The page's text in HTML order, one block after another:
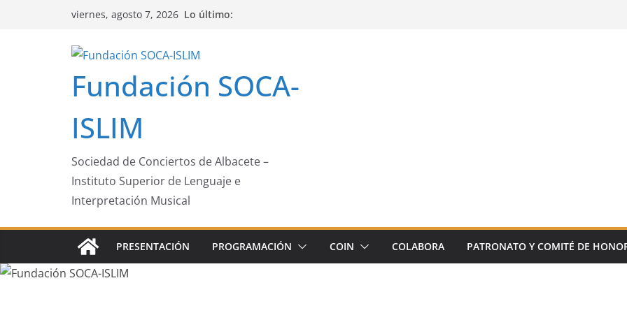
viernes, agosto 7, 2026 Lo último:
Fundación SOCA-
ISLIM
Sociedad de Conciertos de Albacete –
Instituto Superior de Lenguaje e
Interpretación Musical
PRESENTACIÓN PROGRAMACIÓN COIN COLABORA PATRONATO Y COMITÉ DE